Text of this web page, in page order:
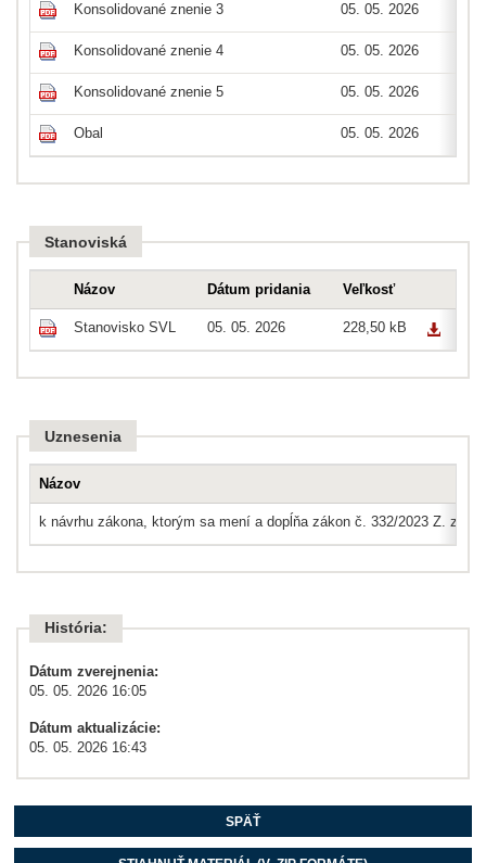
Konsolidované znenie 3 05. 05. 2026
Konsolidované znenie 4 05. 05. 2026
Konsolidované znenie 5 05. 05. 2026
Obal 05. 05. 2026
Stanoviská
Názov Dátum pridania Veľkosť
Stanovisko SVL 05. 05. 2026 228,50 kB
Uznesenia
Názov
k návrhu zákona, ktorým sa mení a dopĺňa zákon č. 332/2023 Z. z.
História:
Dátum zverejnenia:
05. 05. 2026 16:05
Dátum aktualizácie:
05. 05. 2026 16:43
SPÄŤ